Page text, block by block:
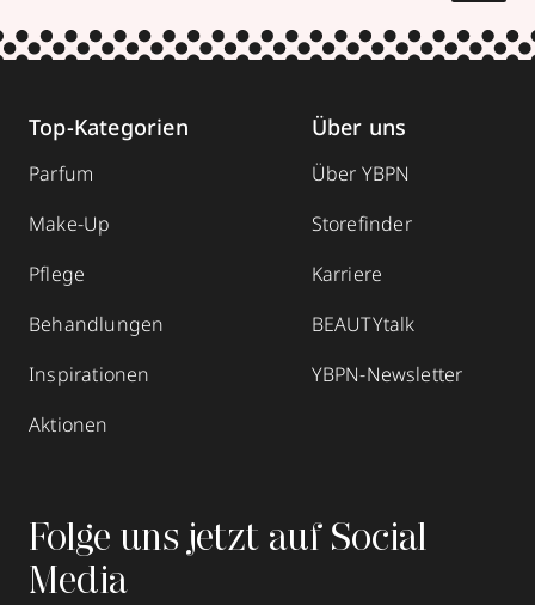
Top-Kategorien
Parfum
Make-Up
Pflege
Behandlungen
Inspirationen
Aktionen
Über uns
Über YBPN
Storefinder
Karriere
BEAUTYtalk
YBPN-Newsletter
Folge uns jetzt auf Social
Media